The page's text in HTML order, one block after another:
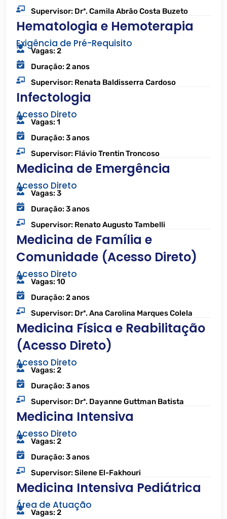
Supervisor: Drª. Camila Abrão Costa Buzeto
Hematologia e Hemoterapia
Exigência de Pré-Requisito
Vagas: 2
Duração: 2 anos
Supervisor: Renata Baldisserra Cardoso
Infectologia
Acesso Direto
Vagas: 1
Duração: 3 anos
Supervisor: Flávio Trentin Troncoso
Medicina de Emergência
Acesso Direto
Vagas: 3
Duração: 3 anos
Supervisor: Renato Augusto Tambelli
Medicina de Família e
Comunidade (Acesso Direto)
Acesso Direto
Vagas: 10
Duração: 2 anos
Supervisor: Drª. Ana Carolina Marques Colela
Medicina Física e Reabilitação
(Acesso Direto)
Acesso Direto
Vagas: 2
Duração: 3 anos
Supervisor: Drª. Dayanne Guttman Batista
Medicina Intensiva
Acesso Direto
Vagas: 2
Duração: 3 anos
Supervisor: Silene El-Fakhouri
Medicina Intensiva Pediátrica
Área de Atuação
Vagas: 2